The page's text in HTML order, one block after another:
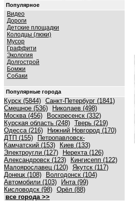
Популярное
Видео
Дороги
Детские площадки
Колодцы (люки)
Мусор
Граффити
Экология
Долгострой
Бомжи
Собаки
Популярные города
Курск (5844) Санкт-Петербург (1841)
Смешное (536)
Николаев (498)
Москва (456)
Воскресенск (332)
Курская область (248) Тверь (219)
Одесса (216)
Нижний Новгород (170)
ДТП (155)
Петропавловск-
Камчатский (153)
Киев (133)
Электроугли (127)
Нерехта (126)
Александровск (123)
Кингисепп (122)
Малоярославец (120) Якутск (117)
Донецк (108)
Волгодонск (104)
Автомобили (103)
Инта (99)
Кисловодск (98) Орёл (88)
все города >>